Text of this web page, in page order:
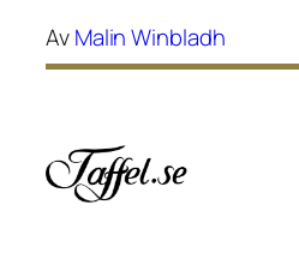
AvMalin Winbladh